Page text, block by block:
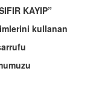
KAYIP”
kullanan